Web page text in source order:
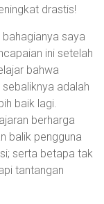
drastis!
saya
ini setelah
bahwa
adalah
baik lagi.
berharga
balik pengguna
serta betapa tak
tantangan